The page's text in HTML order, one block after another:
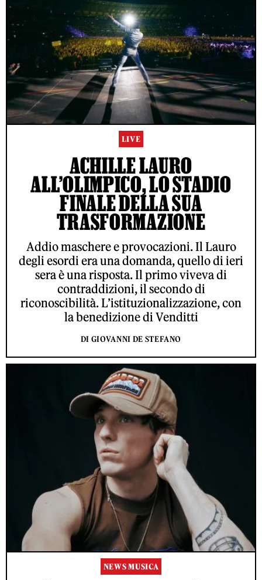
LIVE
ACHILLE LAURO
ALL’OLIMPICO, LO STADIO
FINALE DELLA SUA
TRASFORMAZIONE
Addio maschere e provocazioni. Il Lauro
degli esordi era una domanda, quello di ieri
sera è una risposta. Il primo viveva di
contraddizioni, il secondo di
riconoscibilità. L’istituzionalizzazione, con
la benedizione di Venditti
DI GIOVANNI DE STEFANO
NEWS MUSICA